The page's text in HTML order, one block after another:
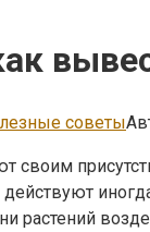
советы
своим
растений